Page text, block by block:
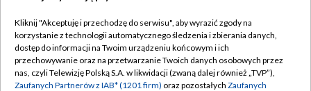
TVP
Abonament TVP
Emisja w TVP
Regulamin TVP
Polityka prywatności
Kliknij "Akceptuję i przechodzę do serwisu", aby wyrazić zgody na
korzystanie z technologii automatycznego śledzenia i zbierania danych,
dostęp do informacji na Twoim urządzeniu końcowym i ich
przechowywanie oraz na przetwarzanie Twoich danych osobowych przez
nas, czyli Telewizję Polską S.A. w likwidacji (zwaną dalej również „TVP”),
Zaufanych Partnerów z IAB* (1201 firm) oraz pozostałych Zaufanych